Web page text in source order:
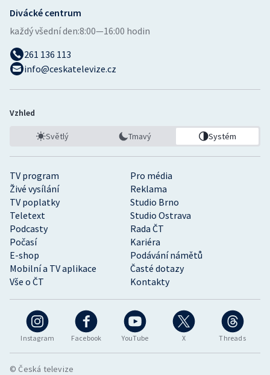
Instagram Facebook YouTube X Threads
TV program
Pro média
Živé vysílání
Reklama
TV poplatky
Studio Brno
Teletext
Studio Ostrava
Podcasty
Rada ČT
Počasí
Kariéra
E-shop
Podávání námětů
Mobilní a TV aplikace
Časté dotazy
Vše o ČT
Kontakty
Divácké centrum
každý všední den:8:00—16:00 hodin
261 136 113
info@ceskatelevize.cz
Vzhled
Světlý Tmavý Systém
© Česká televize